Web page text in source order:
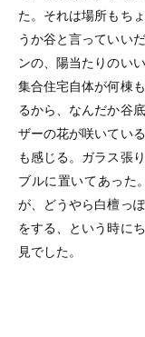
た。それは場所もち
うか谷と言っていい
ンの、陽当たりのい
集合住宅自体が何棟
るから、なんだか谷
ザーの花が咲いてい
も感じる。ガラス張
ブルに置いてあった
が、どうやら白檀っ
をする、という時に
見でした。